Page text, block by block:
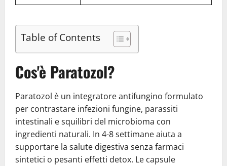
Table of Contents
Cos'è Paratozol?
Paratozol è un integratore antifungino formulato
per contrastare infezioni fungine, parassiti
intestinali e squilibri del microbioma con
ingredienti naturali. In 4-8 settimane aiuta a
supportare la salute digestiva senza farmaci
sintetici o pesanti effetti detox. Le capsule